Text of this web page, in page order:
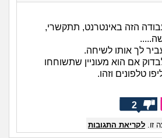
הזה באינטרנט, תתקשרי,
לך אותו לשיחה.
אם הוא מעוניין שתשוחחו
טלפונים וזהו.
2
זו. לקריאת התגובות